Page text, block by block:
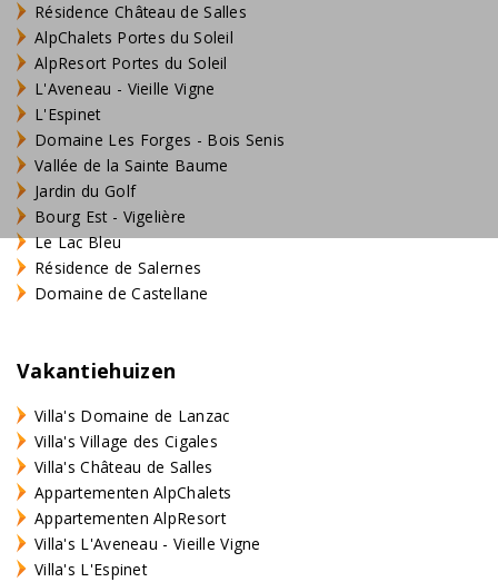
Résidence Château de Salles
AlpChalets Portes du Soleil
AlpResort Portes du Soleil
L'Aveneau - Vieille Vigne
L'Espinet
Domaine Les Forges - Bois Senis
Vallée de la Sainte Baume
Jardin du Golf
Bourg Est - Vigelière
Le Lac Bleu
Résidence de Salernes
Domaine de Castellane
Vakantiehuizen
Villa's Domaine de Lanzac
Villa's Village des Cigales
Villa's Château de Salles
Appartementen AlpChalets
Appartementen AlpResort
Villa's L'Aveneau - Vieille Vigne
Villa's L'Espinet